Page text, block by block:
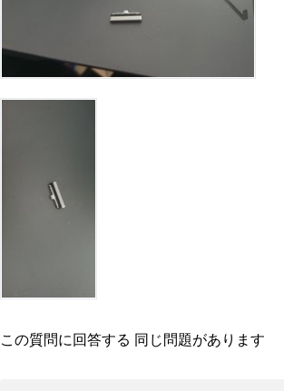
この質問に回答する 同じ問題があります